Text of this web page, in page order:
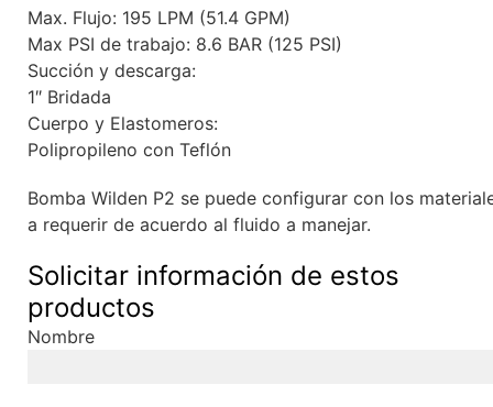
Max. Flujo: 195 LPM (51.4 GPM)
Max PSI de trabajo: 8.6 BAR (125 PSI)
Succión y descarga:
1″ Bridada
Cuerpo y Elastomeros:
Polipropileno con Teflón
Bomba Wilden P2 se puede configurar con los
a requerir de acuerdo al fluido a manejar.
Solicitar información de estos
productos
Nombre